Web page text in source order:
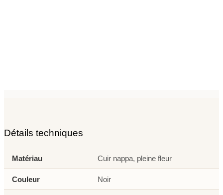
Détails techniques
Matériau Cuir nappa, pleine fleur
Couleur Noir